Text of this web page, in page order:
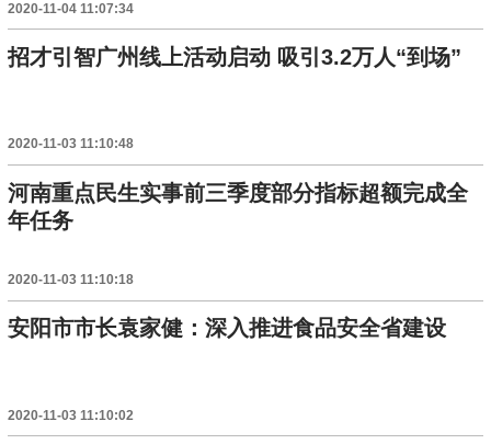
2020-11-04 11:07:34
招才引智广州线上活动启动 吸引3.2万人“到场”
2020-11-03 11:10:48
河南重点民生实事前三季度部分指标超额完成全
年任务
2020-11-03 11:10:18
安阳市市长袁家健：深入推进食品安全省建设
2020-11-03 11:10:02